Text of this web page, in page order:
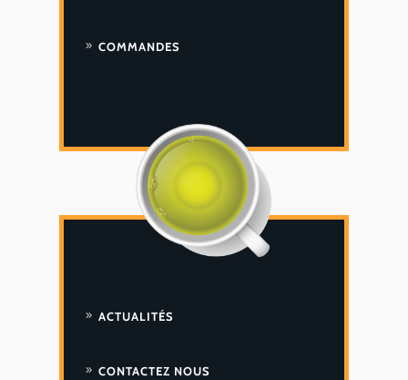
COMMANDES
ACTUALITÉS
CONTACTEZ NOUS